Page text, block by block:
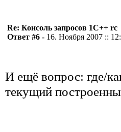
Re: Консоль запросов 1С++ rc
Ответ #6 - 16. Ноября 2007 ::
И ещё вопрос: где/
текущий